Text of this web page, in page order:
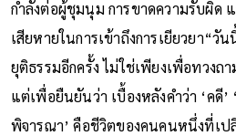
กำลังต่อผู้ชุมนุม การขาดความรับผิด
เสียหายในการเข้าถึงการเยียวยา“วั
ยุติธรรมอีกครั้ง ไม่ใช่เพียงเพื่อทวงถ
แต่เพื่อยืนยันว่า เบื้องหลังคำว่า ‘คดี’
พิจารณา’ คือชีวิตของคนคนหนึ่งที่เ